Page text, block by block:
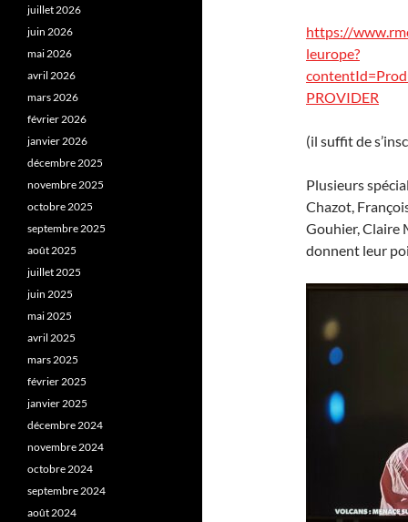
https://
leurope?
PROVIDER
(il suffit de
Plusieurs
Chazot,
Gouhier, Claire
donnent leur
juillet 2026
juin 2026
mai 2026
avril 2026
mars 2026
février 2026
janvier 2026
décembre 2025
novembre 2025
octobre 2025
septembre 2025
août 2025
juillet 2025
juin 2025
mai 2025
avril 2025
mars 2025
février 2025
janvier 2025
décembre 2024
novembre 2024
octobre 2024
septembre 2024
août 2024